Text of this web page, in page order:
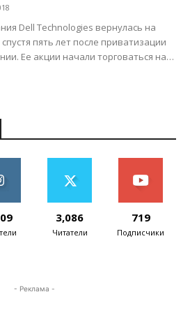
по ценным бумагам и биржам
Dell Technologies вернулась на
пять лет после приватизации
Ее акции начали торговаться на
3,086
Читатели
719
Подписчики
- Реклама -